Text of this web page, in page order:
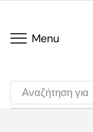
Menu
Αναζήτηση για